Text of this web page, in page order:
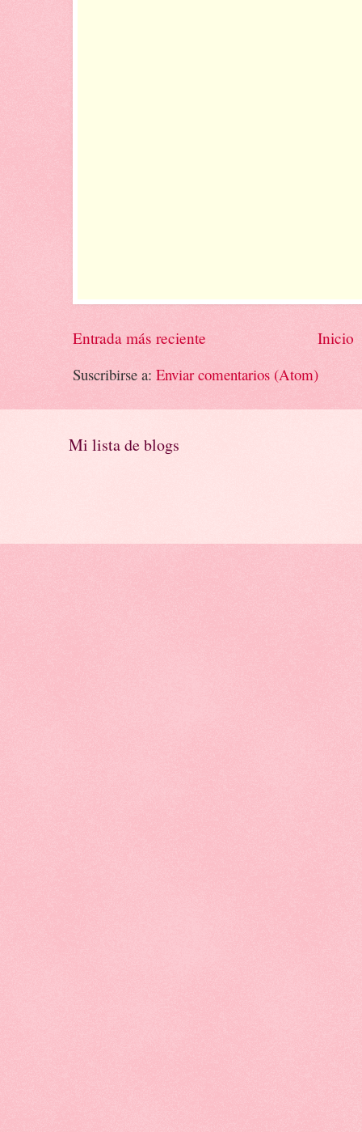
Entrada más reciente
Inicio
Suscribirse a: Enviar comentarios (Atom)
Mi lista de blogs